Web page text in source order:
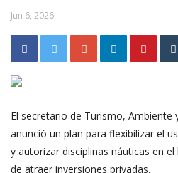
Jun 6, 2026
El secretario de Turismo, Ambiente
anunció un plan para flexibilizar el
y autorizar disciplinas náuticas en
de atraer inversiones privadas.